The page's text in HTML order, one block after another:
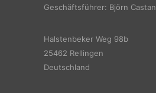
Geschäftsführer: Björn Castan
Halstenbeker Weg 98b
25462 Rellingen
Deutschland